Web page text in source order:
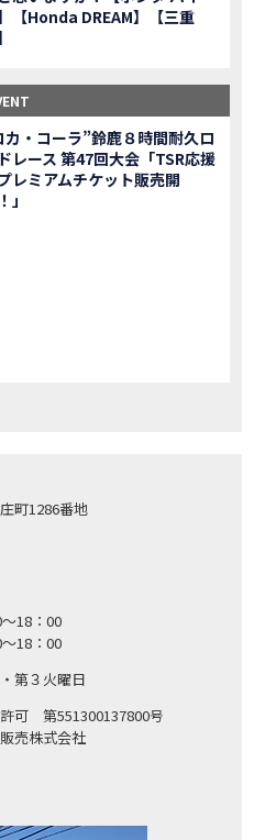
モデル X-ADV をフルモデルチェンジし発売！
デザインやカラーリングの変更など熟成を図り発売！
デル NC750X をフルモデルチェンジし発売！
「CB1300 SUPER FOUR SP」「CB1300 SUPER BOL D’OR SP」に先進の電子制御デバイスを採用し発売！
「Rebel 1100」を新発売!!
ージを強化『CBR650R』を発表!
ドルクラスモデル『CB650R』を発表！
「PCX」「PCX160」「PCX e:HEV」を発表!
がHondaバイクWebサイトで公開されました！
」をフルモデルチェンジし発表！
【Honda DREAM】【三重
カ・コーラ”鈴鹿８時間耐久ロ
レース 第47回大会「TSR応援
レミアムチケット販売開
」
町1286番地
：00
18：00
第３火曜日
可 第551300137800号
売株式会社